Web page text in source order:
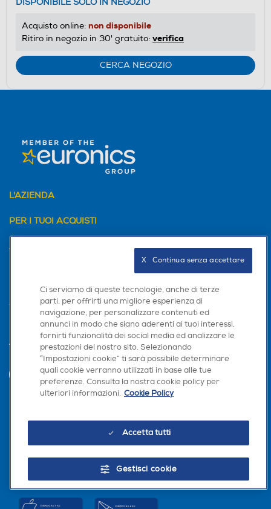
DISPONIBILE SOLO IN NEGOZIO
Acquisto online: non disponibile
Ritiro in negozio in 30' gratuito: verifica
CERCA NEGOZIO
L'AZIENDA
PER I TUOI ACQUISTI
AREA CLIENTI
Trova negozio
Seguici sui social
Scarica la nostra app
Ci serviamo di queste tecnologie, anche di terze
parti, per offrirti una migliore esperienza di
navigazione, per personalizzare contenuti ed
annunci in modo che siano aderenti ai tuoi interessi,
fornirti funzionalità dei social media ed analizzare le
prestazioni del nostro sito. Selezionando
“Impostazioni cookie” ti sarà possibile determinare
quali cookie verranno utilizzati in base alle tue
preferenze. Consulta la nostra cookie policy per
ulteriori informazioni. Cookie Policy
Accetta tutti
Gestisci cookie
X   Continua senza accettare